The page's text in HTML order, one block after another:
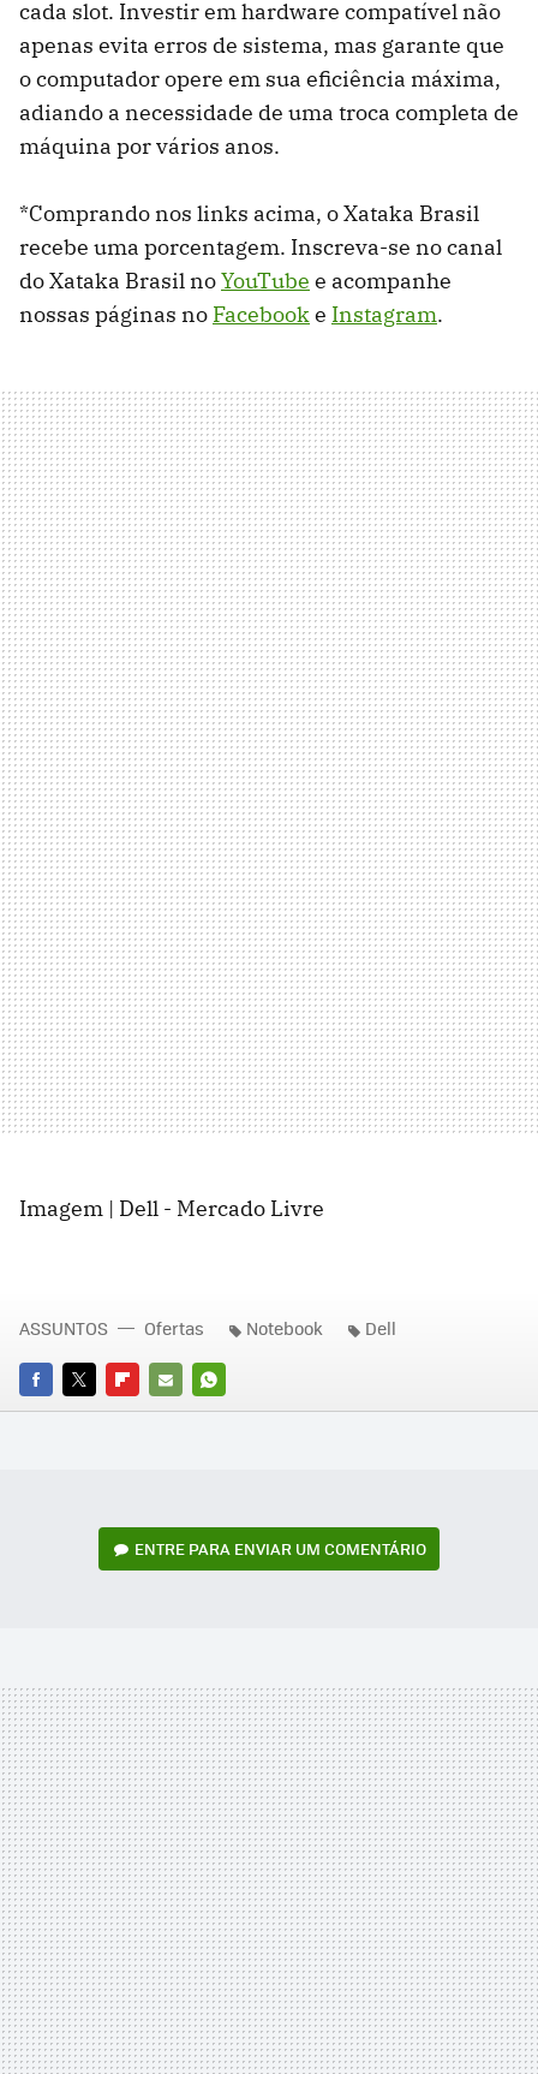
cada slot. Investir em hardware compatível não
apenas evita erros de sistema, mas garante que
o computador opere em sua eficiência máxima,
adiando a necessidade de uma troca completa de
máquina por vários anos.
*Comprando nos links acima, o Xataka Brasil
recebe uma porcentagem. Inscreva-se no canal
do Xataka Brasil noYouTube e acompanhe
nossas páginas no Facebooke Instagram.
Imagem | Dell - Mercado Livre
FACEBOOK
TWITTERFLIPBOARD
E-
WHATSAPP
ASSUNTOS Ofertas Notebook Dell
ENTRE PARA ENVIAR UM COMENTÁRIO